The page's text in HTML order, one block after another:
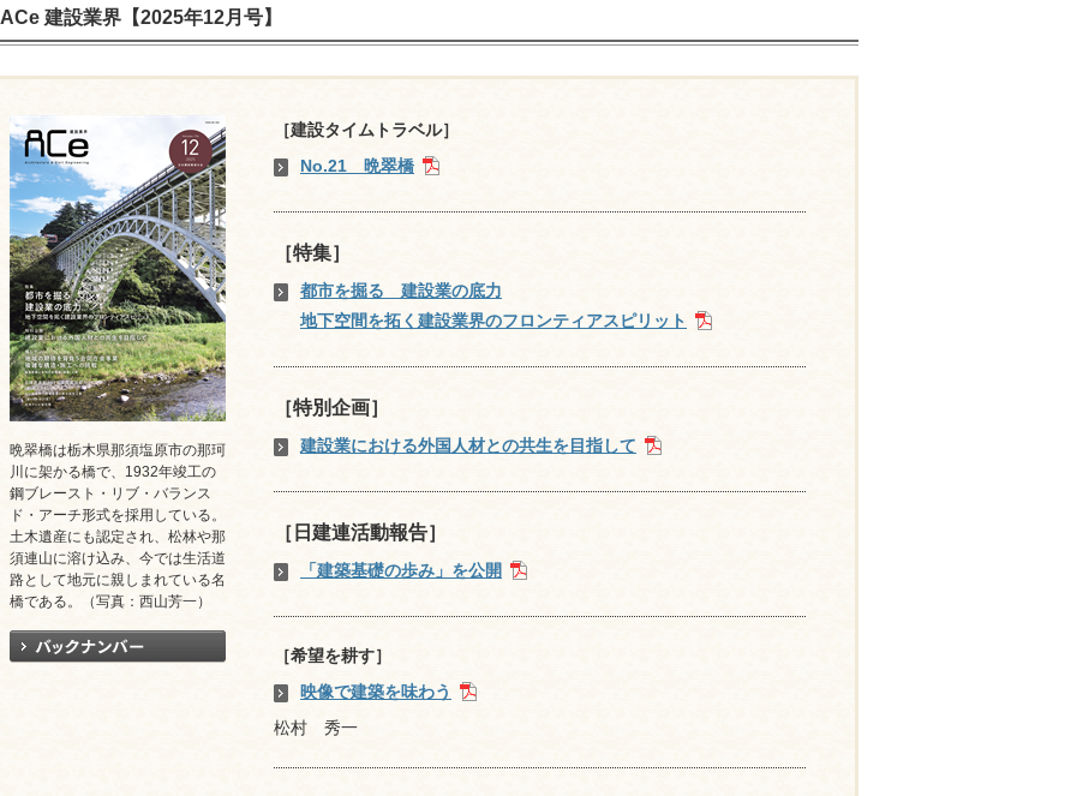
ACe 建設業界【2025年12月号】
晩翠橋は栃木県那須塩原市の那珂
川に架かる橋で、1932年竣工の
鋼ブレースト・リブ・バランス
ド・アーチ形式を採用している。
土木遺産にも認定され、松林や那
須連山に溶け込み、今では生活道
路として地元に親しまれている名
橋である。（写真：西山芳一）
［建設タイムトラベル］
No.21 晩翠橋
［特集］
都市を掘る 建設業の底力
地下空間を拓く建設業界のフロンティアスピリット
［特別企画］
建設業における外国人材との共生を目指して
［日建連活動報告］
「建築基礎の歩み」を公開
［希望を耕す］
映像で建築を味わう
松村 秀一